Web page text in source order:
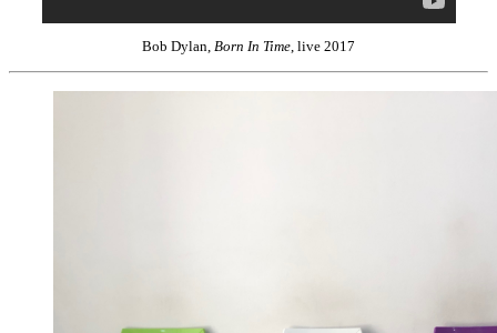
Bob Dylan, Born In Time, live 2017